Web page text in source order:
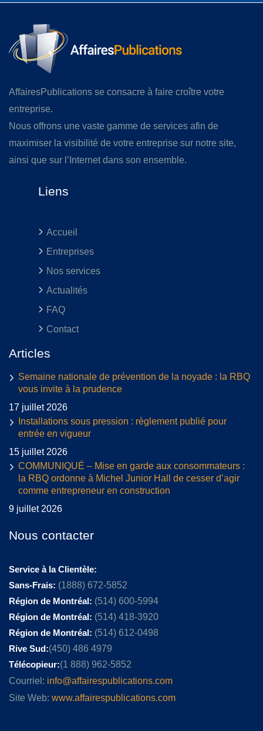
AffairesPublications se consacre à faire croître votre
entreprise.
Nous offrons une vaste gamme de services afin de
maximiser la visibilité de votre entreprise sur notre site,
ainsi que sur l’Internet dans son ensemble.
Liens
Accueil
Entreprises
Nos services
Actualités
FAQ
Contact
Articles
Semaine nationale de prévention de la noyade : la RBQ
vous invite à la prudence
17 juillet 2026
Installations sous pression : règlement publié pour
entrée en vigueur
15 juillet 2026
COMMUNIQUÉ – Mise en garde aux consommateurs :
la RBQ ordonne à Michel Junior Hall de cesser d’agir
comme entrepreneur en construction
9 juillet 2026
Nous contacter
Service à la Clientèle:
Sans-Frais: (1888) 672-5852
Région de Montréal: (514) 600-5994
Région de Montréal: (514) 418-3920
Région de Montréal: (514) 612-0498
Rive Sud:(450) 486 4979
Télécopieur:(1 888) 962-5852
Courriel: info@affairespublications.com
Site Web: www.affairespublications.com